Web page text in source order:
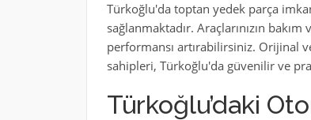
Türkoğlu'da toptan yedek parça
sağlanmaktadır. Araçlarınızın
performansı artırabilirsiniz. Orijinal
sahipleri, Türkoğlu'da güvenilir ve
Türkoğlu’daki